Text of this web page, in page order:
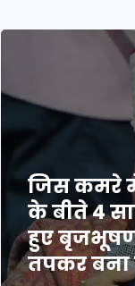
जिस कमरे
के बीते 4
हुए बृजभूषण
तपकर बना